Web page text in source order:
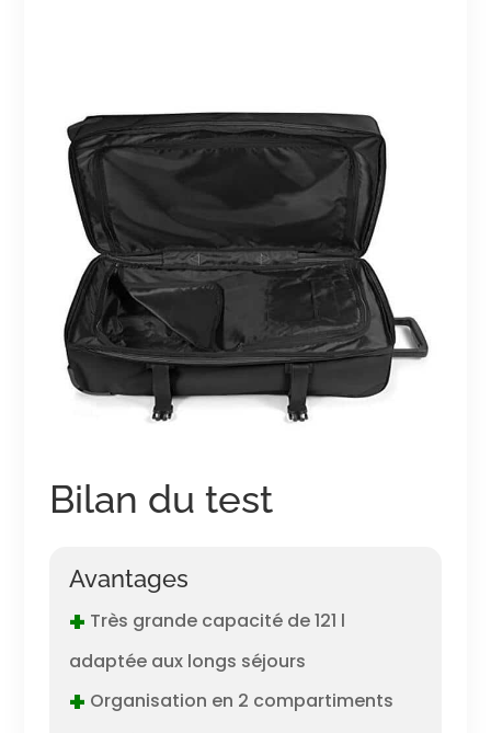
Bilan du test
Avantages
+ Très grande capacité de 121 l
adaptée aux longs séjours
+ Organisation en 2 compartiments